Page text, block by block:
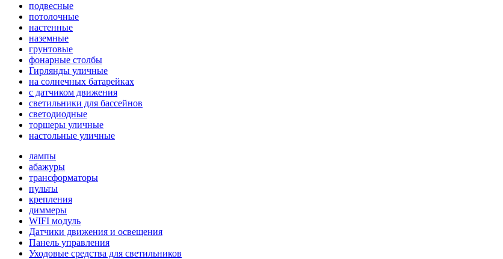
подвесные
потолочные
настенные
наземные
грунтовые
фонарные столбы
Гирлянды уличные
на солнечных батарейках
с датчиком движения
светильники для бассейнов
светодиодные
торшеры уличные
настольные уличные
лампы
абажуры
трансформаторы
пульты
крепления
диммеры
WIFI модуль
Датчики движения и освещения
Панель управления
Уходовые средства для светильников